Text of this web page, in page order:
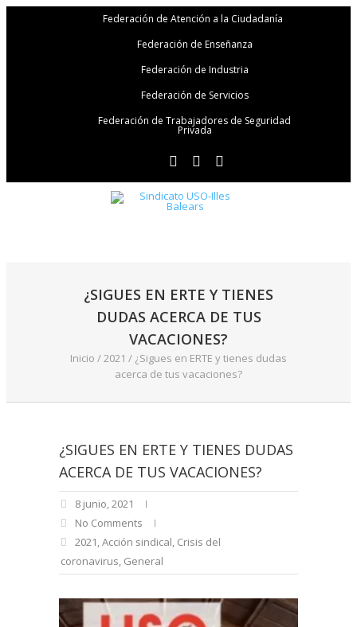
Federación de Atención a la Ciudadanía
Federación de Enseñanza
Federación de Industria
Federación de Servicios
Federación de Trabajadores de Seguridad
Privada
¿SIGUES EN ERTE Y TIENES
DUDAS ACERCA DE TUS
VACACIONES?
Inicio /2021 / ¿Sigues en ERTE y tienes dudas
acerca de tus vacaciones?
¿SIGUES EN ERTE Y TIENES DUDAS
ACERCA DE TUS VACACIONES?
8 junio, 2021
No Comments
2021,Acción sindical, Crisis del
coronavirus, General